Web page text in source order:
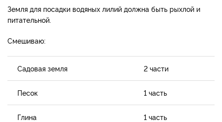
Земля для посадки водяных лилий должна быть рыхлой и
питательной.
Смешиваю:
Садовая земля 2 части
Песок 1 часть
Глина 1 часть